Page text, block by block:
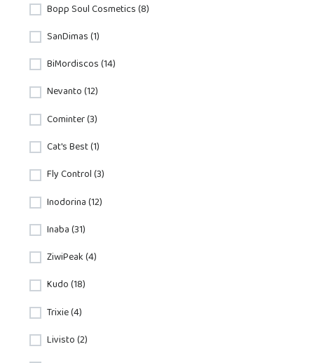
Bopp Soul Cosmetics (8)
SanDimas (1)
BiMordiscos (14)
Nevanto (12)
Cominter (3)
Cat's Best (1)
Fly Control (3)
Inodorina (12)
Inaba (31)
ZiwiPeak (4)
Kudo (18)
Trixie (4)
Livisto (2)